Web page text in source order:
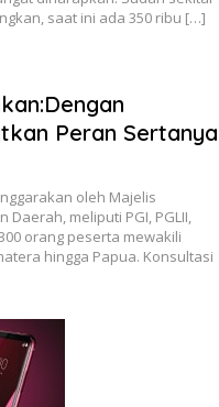
saat ini ada 350 ribu […]
Peran Sertanya
oleh Majelis
meliputi PGI, PGLII,
orang peserta mewakili
hingga Papua. Konsultasi